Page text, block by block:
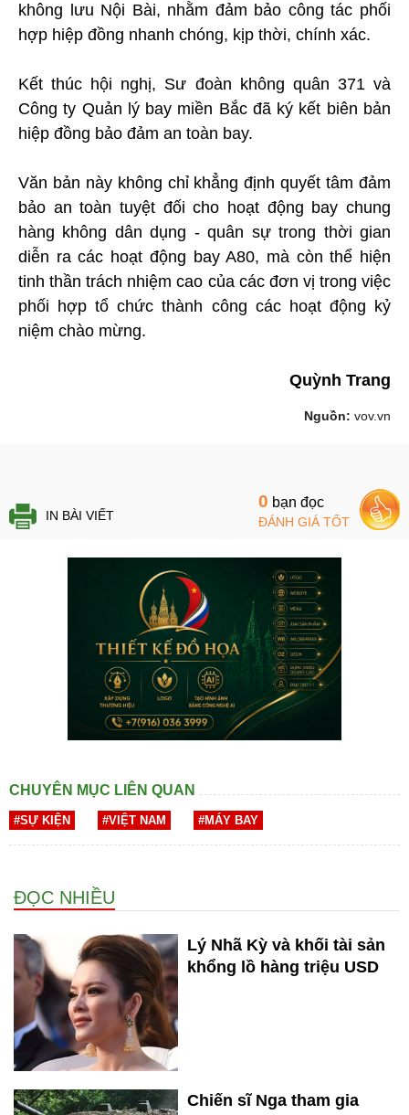
không lưu Nội Bài, nhằm đảm bảo công tác phối
hợp hiệp đồng nhanh chóng, kịp thời, chính xác.
Kết thúc hội nghị, Sư đoàn không quân 371 và
Công ty Quản lý bay miền Bắc đã ký kết biên bản
hiệp đồng bảo đảm an toàn bay.
Văn bản này không chỉ khẳng định quyết tâm đảm
bảo an toàn tuyệt đối cho hoạt động bay chung
hàng không dân dụng - quân sự trong thời gian
diễn ra các hoạt động bay A80, mà còn thể hiện
tinh thần trách nhiệm cao của các đơn vị trong việc
phối hợp tổ chức thành công các hoạt động kỷ
niệm chào mừng.
Quỳnh Trang
Nguồn: vov.vn
IN BÀI VIẾT
0 bạn đọc
ĐÁNH GIÁ TỐT
CHUYÊN MỤC LIÊN QUAN
#SỰ KIỆN #VIỆT NAM #MÁY BAY
ĐỌC NHIỀU
Lý Nhã Kỳ và khối tài sản
khổng lồ hàng triệu USD
Chiến sĩ Nga tham gia